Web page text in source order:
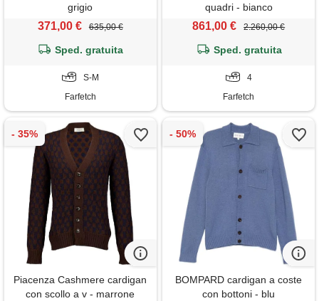
grigio
371,00 € 635,00 €
Sped. gratuita
S-M
Farfetch
quadri - bianco
861,00 € 2.260,00 €
Sped. gratuita
4
Farfetch
Piacenza Cashmere cardigan
con scollo a v - marrone
BOMPARD cardigan a coste
con bottoni - blu